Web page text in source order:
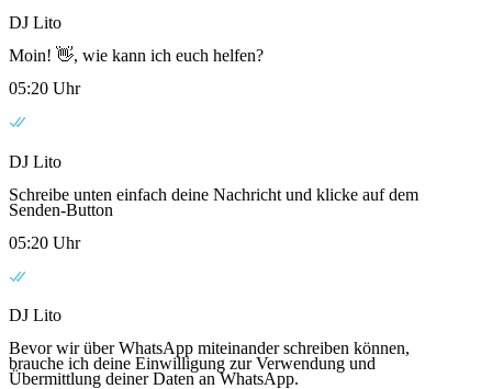
DJ Lito
Moin! 👋, wie kann ich euch helfen?
05:20 Uhr
DJ Lito
Schreibe unten einfach deine Nachricht und klicke auf dem
Senden-Button
05:20 Uhr
DJ Lito
Bevor wir über WhatsApp miteinander schreiben können,
brauche ich deine Einwilligung zur Verwendung und
Übermittlung deiner Daten an WhatsApp.